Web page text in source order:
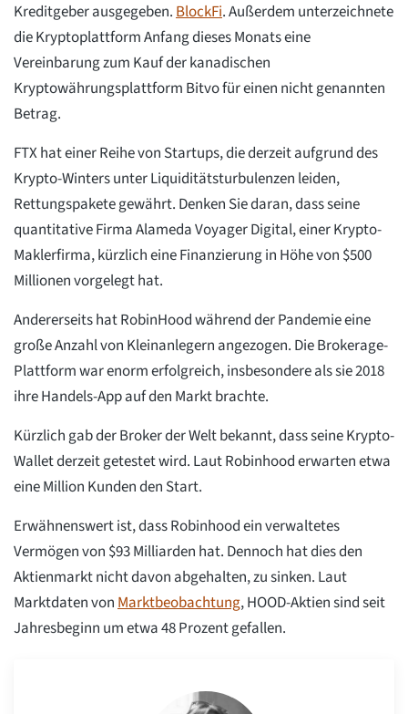
Kreditgeber ausgegeben.BlockFi. Außerdem unterzeichnete
die Kryptoplattform Anfang dieses Monats eine
Vereinbarung zum Kauf der kanadischen
Kryptowährungsplattform Bitvo für einen nicht genannten
Betrag.
FTX hat einer Reihe von Startups, die derzeit aufgrund des
Krypto-Winters unter Liquiditätsturbulenzen leiden,
Rettungspakete gewährt. Denken Sie daran, dass seine
quantitative Firma Alameda Voyager Digital, einer Krypto-
Maklerfirma, kürzlich eine Finanzierung in Höhe von $500
Millionen vorgelegt hat.
Andererseits hat RobinHood während der Pandemie eine
große Anzahl von Kleinanlegern angezogen. Die Brokerage-
Plattform war enorm erfolgreich, insbesondere als sie 2018
ihre Handels-App auf den Markt brachte.
Kürzlich gab der Broker der Welt bekannt, dass seine Krypto-
Wallet derzeit getestet wird. Laut Robinhood erwarten etwa
eine Million Kunden den Start.
Erwähnenswert ist, dass Robinhood ein verwaltetes
Vermögen von $93 Milliarden hat. Dennoch hat dies den
Aktienmarkt nicht davon abgehalten, zu sinken. Laut
Marktdaten vonMarktbeobachtung, HOOD-Aktien sind seit
Jahresbeginn um etwa 48 Prozent gefallen.